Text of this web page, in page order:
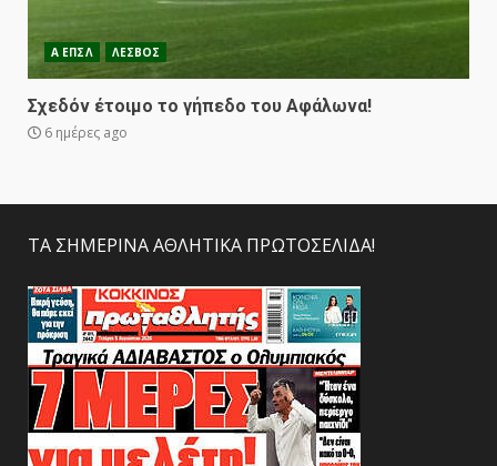
Α ΕΠΣΛ ΛΕΣΒΟΣ
Σχεδόν έτοιμο το γήπεδο του Αφάλωνα!
6 ημέρες ago
ΤΑ ΣΗΜΕΡΙΝΑ ΑΘΛΗΤΙΚΑ ΠΡΩΤΟΣΕΛΙΔΑ!